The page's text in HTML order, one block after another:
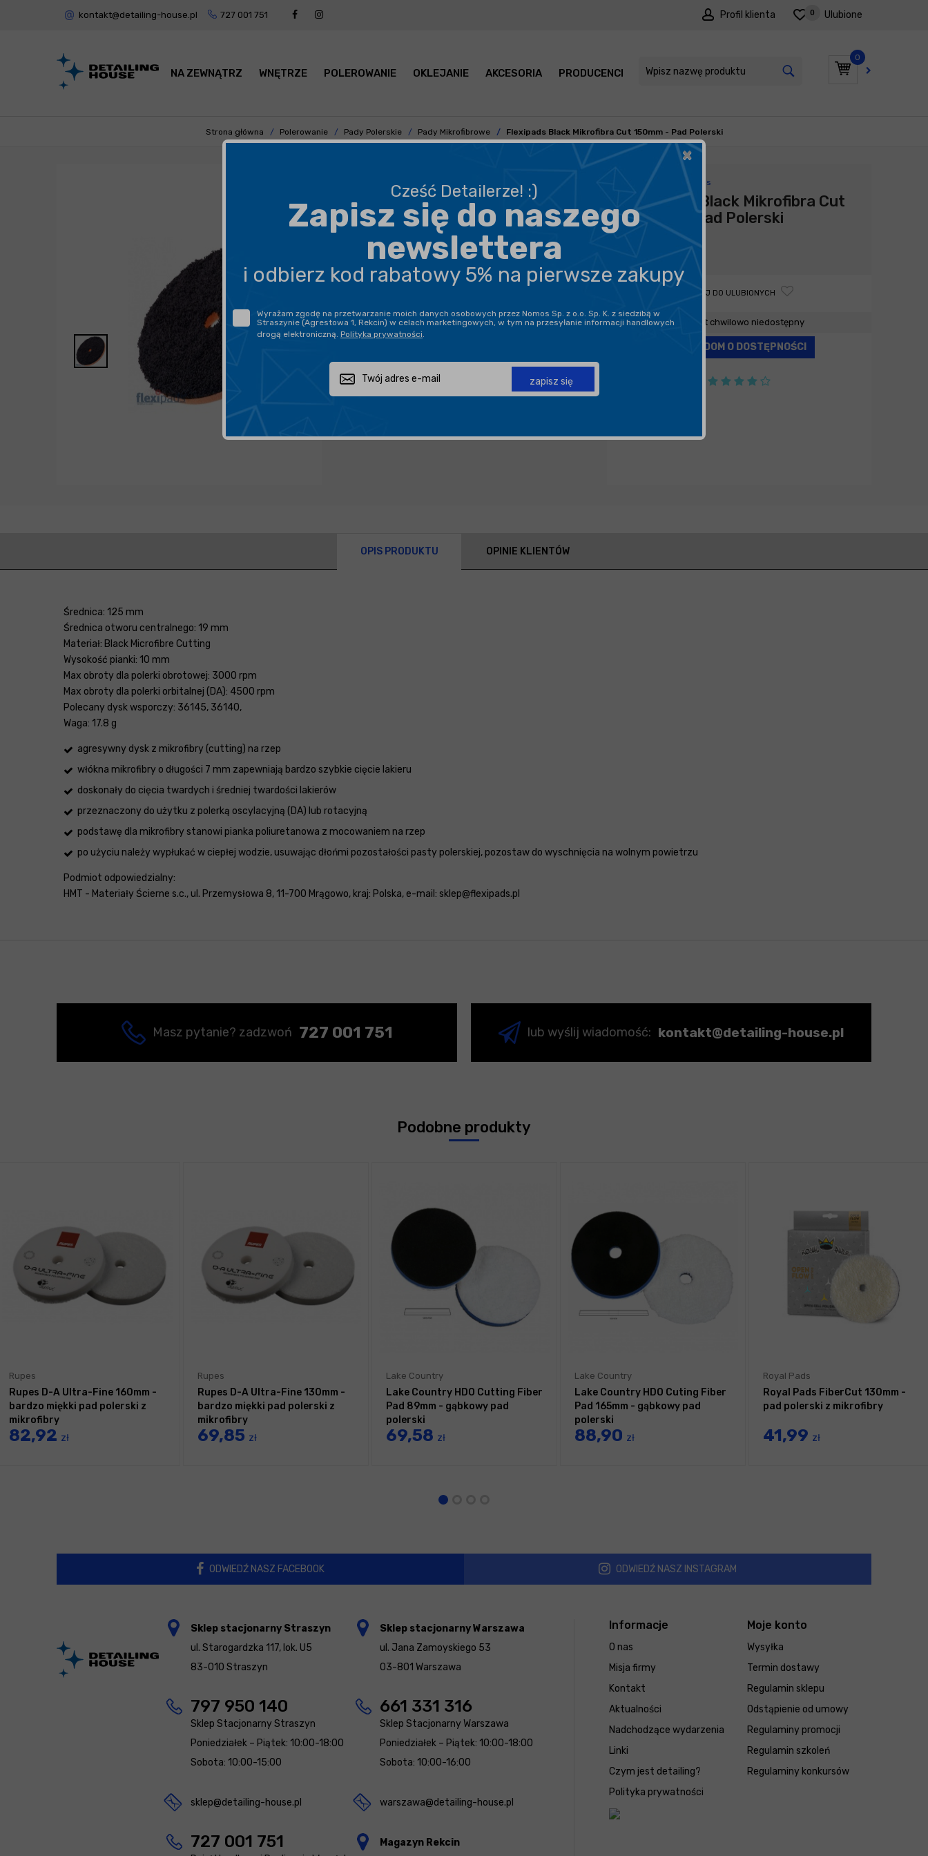
kontakt@detailing-house.pl 727 001 751 Profil klienta Ulubione
0
0
NA ZEWNĄTRZ WNĘTRZE POLEROWANIE OKLEJANIE AKCESORIA PRODUCENCI PROMOCJE
Strona główna Polerowanie Pady Polerskie Pady Mikrofibrowe Flexipads Black Mikrofibra Cut 150mm - Pad Polerski
BEZPIECZNA WYSYŁKA
DARMOWA DOSTAWA OD 199,90 ZŁ
PROFESJONALNE DORADZTWO
Zapytaj o produkt
Producent: Flexipads
Flexipads Black Mikrofibra Cut
150mm - Pad Polerski
46,43zł
DODAJ DO ULUBIONYCH
Produkt chwilowo niedostępny
POWIADOM O DOSTĘPNOŚCI
OPIS PRODUKTU OPINIE KLIENTÓW
Średnica: 125 mm
Średnica otworu centralnego: 19 mm
Materiał: Black Microfibre Cutting
Wysokość pianki: 10 mm
Max obroty dla polerki obrotowej: 3000 rpm
Max obroty dla polerki orbitalnej (DA): 4500 rpm
Polecany dysk wsporczy: 36145, 36140,
Waga: 17.8 g
agresywny dysk z mikrofibry (cutting) na rzep
włókna mikrofibry o długości 7 mm zapewniają bardzo szybkie cięcie lakieru
doskonały do cięcia twardych i średniej twardości lakierów
przeznaczony do użytku z polerką oscylacyjną (DA) lub rotacyjną
podstawę dla mikrofibry stanowi pianka poliuretanowa z mocowaniem na rzep
po użyciu należy wypłukać w ciepłej wodzie, usuwając dłońmi pozostałości pasty polerskiej, pozostaw do wyschnięcia na wolnym powietrzu
Podmiot odpowiedzialny:
HMT - Materiały Ścierne s.c., ul. Przemysłowa 8, 11-700 Mrągowo, kraj: Polska, e-mail: sklep@flexipads.pl
Masz pytanie? zadzwoń 727 001 751 lub wyślij wiadomość: kontakt@detailing-house.pl
Podobne produkty
Rupes
Rupes D-A Ultra-Fine 160mm -
bardzo miękki pad polerski z
mikrofibry
82,92 zł
Rupes
Rupes D-A Ultra-Fine 130mm -
bardzo miękki pad polerski z
mikrofibry
69,85 zł
Lake Country
Lake Country HDO Cutting Fiber
Pad 89mm - gąbkowy pad
polerski
69,58 zł
Lake Country
Lake Country HDO Cuting Fiber
Pad 165mm - gąbkowy pad
polerski
88,90 zł
Royal Pads
Royal Pads FiberCut 130mm -
pad polerski z mikrofibry
41,99 zł
ODWIEDŹ NASZ FACEBOOK ODWIEDŹ NASZ INSTAGRAM
×
Cześć Detailerze! :)
Zapisz się do naszego
newslettera
i odbierz kod rabatowy 5% na pierwsze zakupy
Wyrażam zgodę na przetwarzanie moich danych osobowych przez Nomos Sp. z o.o. Sp. K. z siedzibą w
Straszynie (Agrestowa 1, Rekcin) w celach marketingowych, w tym na przesyłanie informacji handlowych
drogą elektroniczną. Polityka prywatności
zapisz się
Informacje
O nas
Misja firmy
Kontakt
Aktualności
Nadchodzące wydarzenia
Linki
Czym jest detailing?
Polityka prywatności
Moje konto
Wysyłka
Termin dostawy
Regulamin sklepu
Odstąpienie od umowy
Regulaminy promocji
Regulamin szkoleń
Regulaminy konkursów
Sklep stacjonarny Straszyn
ul. Starogardzka 117, lok. U5
83-010 Straszyn
797 950 140
Sklep Stacjonarny Straszyn
Poniedziałek – Piątek: 10:00-18:00
Sobota: 10:00-15:00
sklep@detailing-house.pl
727 001 751
Sklep stacjonarny Warszawa
ul. Jana Zamoyskiego 53
03-801 Warszawa
661 331 316
Sklep Stacjonarny Warszawa
Poniedziałek – Piątek: 10:00-18:00
Sobota: 10:00-16:00
warszawa@detailing-house.pl
Magazyn Rekcin